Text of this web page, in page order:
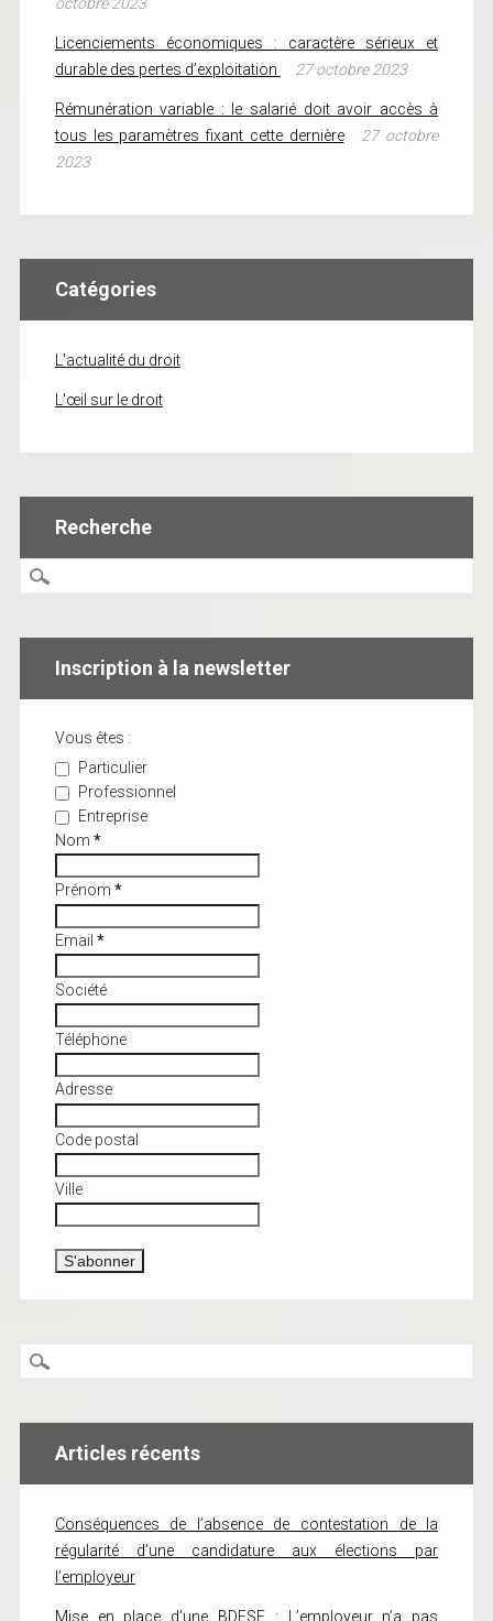
Licenciements économiques : caractère sérieux et
durable des pertes d’exploitation
27 octobre 2023
Rémunération variable : le salarié doit avoir accès à
tous les paramètres fixant cette dernière
27 octobre
2023
Catégories
L'actualité du droit
L'œil sur le droit
Recherche
Inscription à la newsletter
Vous êtes :
Particulier
Professionnel
Entreprise
Nom *
Prénom *
Email *
Société
Téléphone
Adresse
Code postal
Ville
Articles récents
Conséquences de l’absence de contestation de la
régularité d’une candidature aux élections par
l’employeur
Mise en place d’une BDESE : L’employeur n’a pas